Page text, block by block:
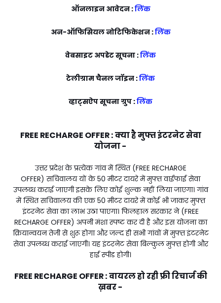
ऑनलाइन आवेदन :लिंक
अन-ऑफिसियल नोटिफिकेशन :लिंक
वेबसाइट अपडेट सूचना :लिंक
टेलीग्राम चैनल जॉइन :लिंक
व्हाट्सऐप सूचना ग्रुप :लिंक
FREE RECHARGE OFFER :क्या है मुफ्त इंटरनेट सेवा
योजना -
उत्तर प्रदेश के प्रत्येक गांव में स्थित (FREE RECHARGE
OFFER) सचिवालय यों के 50 मीटर दायरे में मुफ्त वाईफाई सेवा
उपलब्ध कराई जाएगी इसके लिए कोई शुल्क नहीं लिया जाएगा। गांव
में स्थित सचिवालय की एक 50 मीटर दायरे में कोई भी जाकर मुफ्त
इंटरनेट सेवा का लाभ उठा पाएगा। फिलहाल सरकार ने (FREE
RECHARGE OFFER) अपनी मंशा स्पष्ट कर दी है और इस योजना का
क्रियान्वयन तेजी से शुरू होगा और जल्द ही सभी गांवों में मुफ्त इंटरनेट
सेवा उपलब्ध कराई जाएगी। यह इंटरनेट सेवा बिल्कुल मुफ्त होगी और
हाई स्पीड होगी।
FREE RECHARGE OFFER : वायरल हो रही फ्री रिचार्ज की
ख़बर -